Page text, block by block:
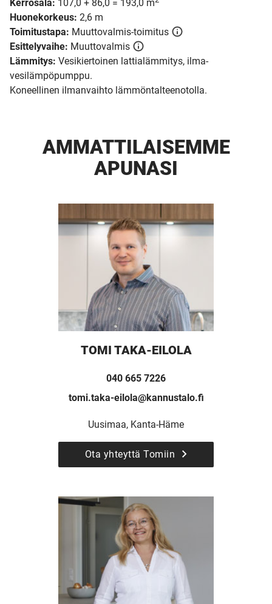
Kerrosala: 107,0 + 86,0 = 193,0 m
Huonekorkeus: 2,6 m
Toimitustapa: Muuttovalmis-toimitus
Esittelyvaihe: Muuttovalmis
Lämmitys: Vesikiertoinen lattialämmitys, ilma-
vesilämpöpumppu.
Koneellinen ilmanvaihto lämmöntalteenotolla.
AMMATTI­LAISEMME
APUNASI
TOMI TAKA-EILOLA
040 665 7226
tomi.taka-eilola@kannustalo.fi
Uusimaa, Kanta-Häme
Ota yhteyttä Tomiin
UUSI
UNELMISTA
KODIKSI-
TALOKIRJA ON
JULKAISTU